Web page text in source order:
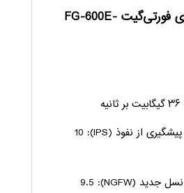
ویژگی‌های کلیدی فورتی‌گیت FG-600E-
پهنای باند سیستم پیشگیری از نفوذ (IPS): 10
پهنای باند فایروال نسل جدید (NGFW): 9.5